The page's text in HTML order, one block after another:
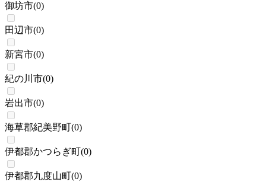
御坊市(0)
田辺市(0)
新宮市(0)
紀の川市(0)
岩出市(0)
海草郡紀美野町(0)
伊都郡かつらぎ町(0)
伊都郡九度山町(0)